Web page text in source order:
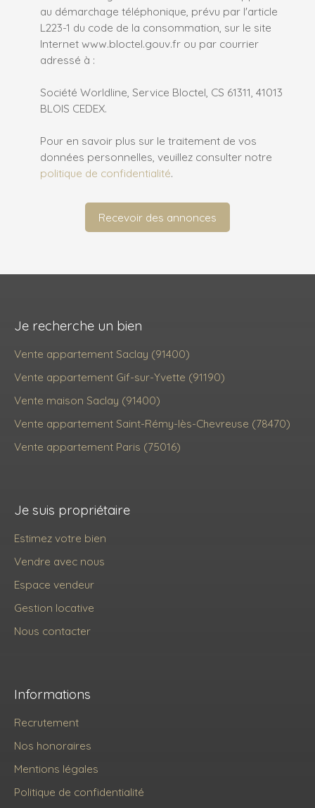
au démarchage téléphonique, prévu par l'article
L223-1 du code de la consommation, sur le site
Internet www.bloctel.gouv.fr ou par courrier
adressé à :
Société Worldline, Service Bloctel, CS 61311, 41013
BLOIS CEDEX.
Pour en savoir plus sur le traitement de vos
données personnelles, veuillez consulter notre
politique de confidentialité.
Recevoir des annonces
Je recherche un bien
Vente appartement Saclay (91400)
Vente appartement Gif-sur-Yvette (91190)
Vente maison Saclay (91400)
Vente appartement Saint-Rémy-lès-Chevreuse (78470)
Vente appartement Paris (75016)
Je suis propriétaire
Estimez votre bien
Vendre avec nous
Espace vendeur
Gestion locative
Nous contacter
Informations
Recrutement
Nos honoraires
Mentions légales
Politique de confidentialité